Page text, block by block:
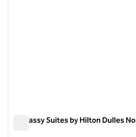
Embassy Suites by Hilton Dulles